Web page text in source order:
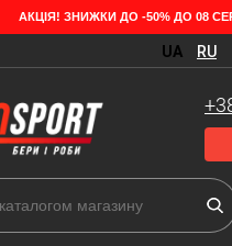
мають низькі показники
стель, дахів та горищ. У складі
волокон у матеріалі міститься
має теплоізоляційні
АКЦІЯ! ЗНИЖКИ ДО -50% ДО 08
UA RU